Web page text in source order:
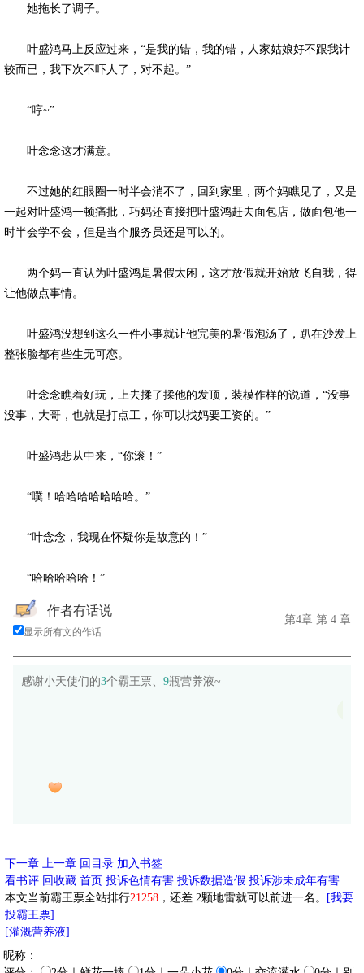
她拖长了调子。
叶盛鸿马上反应过来，“是我的错，我的错，人家姑娘好不跟我计
较而已，我下次不吓人了，对不起。”
“哼~”
叶念念这才满意。
不过她的红眼圈一时半会消不了，回到家里，两个妈瞧见了，又是
一起对叶盛鸿一顿痛批，巧妈还直接把叶盛鸿赶去面包店，做面包他一
时半会学不会，但是当个服务员还是可以的。
两个妈一直认为叶盛鸿是暑假太闲，这才放假就开始放飞自我，得
让他做点事情。
叶盛鸿没想到这么一件小事就让他完美的暑假泡汤了，趴在沙发上
整张脸都有些生无可恋。
叶念念瞧着好玩，上去揉了揉他的发顶，装模作样的说道，“没事
没事，大哥，也就是打点工，你可以找妈要工资的。”
叶盛鸿悲从中来，“你滚！”
“噗！哈哈哈哈哈哈哈。”
“叶念念，我现在怀疑你是故意的！”
“哈哈哈哈哈！”
作者有话说
显示所有文的作话
第4章 第 4 章
感谢小天使们的3个霸王票、 9瓶营养液~
下一章 上一章 回目录 加入书签
看书评 回收藏 首页 投诉色情有害 投诉数据造假 投诉涉未成年有害
本文当前霸王票全站排行21258 ，还差 2颗地雷就可以前进一名。
[我要
投霸王票]
[灌溉营养液]
昵称：